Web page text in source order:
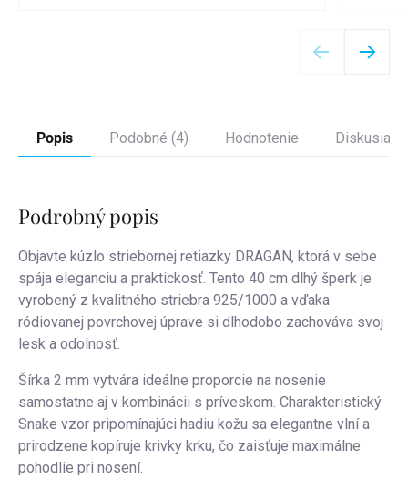
Popis Podobné (4) Hodnotenie Diskusia
Podrobný popis
Objavte kúzlo striebornej retiazky DRAGAN, ktorá v sebe
spája eleganciu a praktickosť. Tento 40 cm dlhý šperk je
vyrobený z kvalitného striebra 925/1000 a vďaka
ródiovanej povrchovej úprave si dlhodobo zachováva svoj
lesk a odolnosť.
Šírka 2 mm vytvára ideálne proporcie na nosenie
samostatne aj v kombinácii s príveskom. Charakteristický
Snake vzor pripomínajúci hadiu kožu sa elegantne vlní a
prirodzene kopíruje krivky krku, čo zaisťuje maximálne
pohodlie pri nosení.